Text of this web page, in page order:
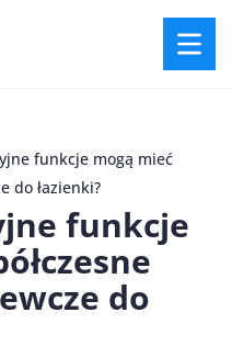
funkcje mogą mieć
do łazienki?
funkcje
do